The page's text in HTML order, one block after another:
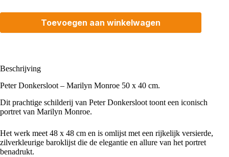
Toevoegen aan winkelwagen
Beschrijving
Peter Donkersloot – Marilyn Monroe 50 x 40 cm.
Dit prachtige schilderij van Peter Donkersloot toont een iconisch
portret van Marilyn Monroe.
Het werk meet 48 x 48 cm en is omlijst met een rijkelijk versierde,
zilverkleurige baroklijst die de elegantie en allure van het portret
benadrukt.